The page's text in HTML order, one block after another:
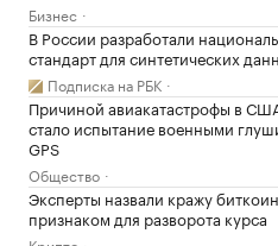
Бизнес
В России разработали
стандарт для синтетических
Подписка на РБК
Причиной авиакатастрофы в
стало испытание военными
GPS
Общество
Эксперты назвали кражу
признаком для разворота курса